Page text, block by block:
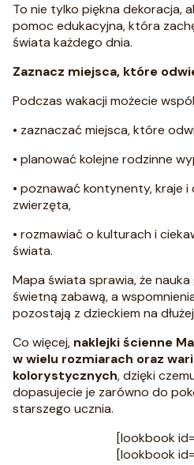
To nie tylko piękna dekoracja,
pomoc edukacyjna, która
świata każdego dnia.
Zaznacz miejsca, które
Podczas wakacji możecie
• zaznaczać miejsca, które
• planować kolejne rodzinne
• poznawać kontynenty, kraje
zwierzęta,
• rozmawiać o kulturach i
świata.
Mapa świata sprawia, że
świetną zabawą, a
pozostają z dzieckiem na
Co więcej, naklejki ścienne
w wielu rozmiarach oraz
kolorystycznych, dzięki
dopasujecie je zarówno do
starszego ucznia.
[lookbook
[lookbook